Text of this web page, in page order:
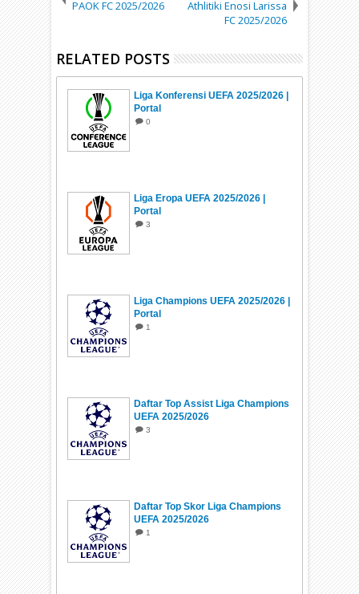
PAOK FC 2025/2026
Athlitiki Enosi Larissa
FC 2025/2026
RELATED POSTS
Liga Konferensi UEFA 2025/2026 |
Portal
0
Liga Eropa UEFA 2025/2026 |
Portal
3
Liga Champions UEFA 2025/2026 |
Portal
1
Daftar Top Assist Liga Champions
UEFA 2025/2026
3
Daftar Top Skor Liga Champions
UEFA 2025/2026
1